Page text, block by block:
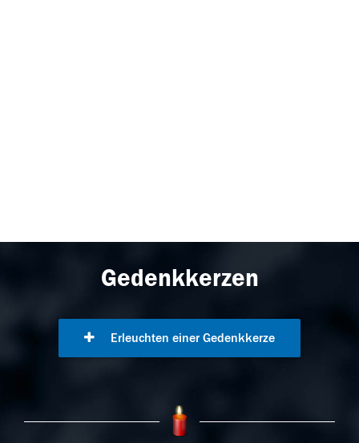
Gedenkkerzen
Erleuchten einer Gedenkkerze